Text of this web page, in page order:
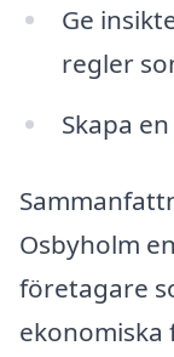
Ge
regler
Skapa
Osbyholm
företagare
ekonomiska